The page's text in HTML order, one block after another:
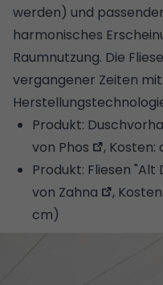
werden) und
harmonisches
Raumnutzung. Die
vergangener Zeiten
Produkt:
von Phos
, Kosten:
Produkt: Fliesen "Alt
von Zahna
,
cm)